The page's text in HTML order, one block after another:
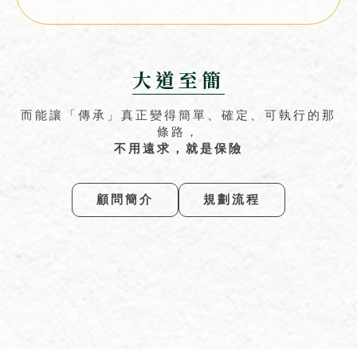
大道至簡
而能讓「傳承」真正變得簡單、確定、可執行的那
條路，
不用遠求，就是保險
顧問簡介 規劃流程